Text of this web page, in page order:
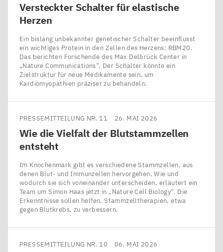
Versteckter Schalter für elastische
Herzen
Ein bislang unbekannter genetischer Schalter beeinflusst
ein wichtiges Protein in den Zellen des Herzens: RBM20.
Das berichten Forschende des Max Delbrück Center in ​
„Nature Communications“. Der Schalter könnte ein
Zielstruktur für neue Medikamente sein, um
Kardiomyopathien präziser zu behandeln.
PRESSEMITTEILUNG NR. 11 26. MAI 2026
Wie die Vielfalt der Blutstammzellen
entsteht
Im Knochenmark gibt es verschiedene Stammzellen, aus
denen Blut- und Immunzellen hervorgehen. Wie und
wodurch sie sich voneinander unterscheiden, erläutert ein
Team um Simon Haas jetzt in ​„Nature Cell Biology“. Die
Erkenntnisse sollen helfen, Stammzelltherapien, etwa
gegen Blutkrebs, zu verbessern.
PRESSEMITTEILUNG NR. 10 06. MAI 2026